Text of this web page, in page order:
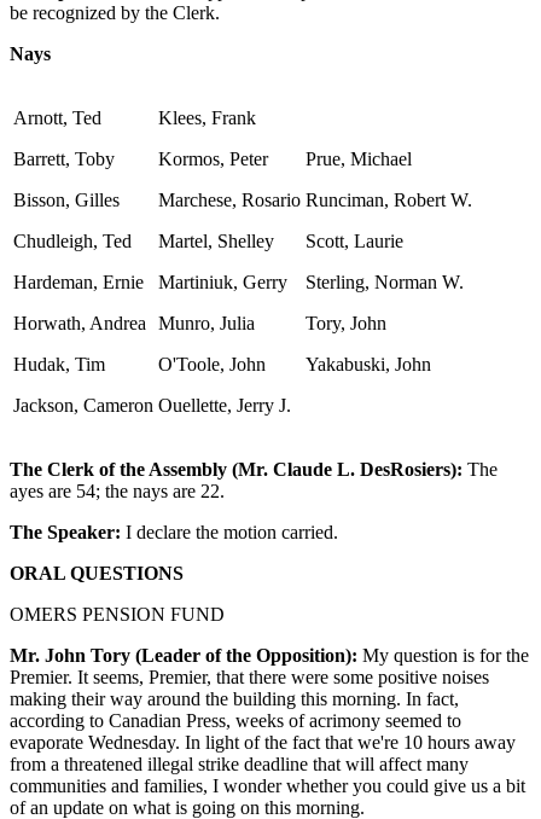
be recognized by the Clerk.
Nays
Arnott, Ted
Barrett, Toby
Bisson, Gilles
Chudleigh, Ted
Hardeman, Ernie
Horwath, Andrea
Hudak, Tim
Jackson, Cameron
Klees, Frank
Kormos, Peter
Marchese, Rosario
Martel, Shelley
Martiniuk, Gerry
Munro, Julia
O'Toole, John
Ouellette, Jerry J.
Prue, Michael
Runciman, Robert W.
Scott, Laurie
Sterling, Norman W.
Tory, John
Yakabuski, John
The Clerk of the Assembly (Mr. Claude L. DesRosiers): The
ayes are 54; the nays are 22.
The Speaker: I declare the motion carried.
ORAL QUESTIONS
OMERS PENSION FUND
Mr. John Tory (Leader of the Opposition): My question is for the
Premier. It seems, Premier, that there were some positive noises
making their way around the building this morning. In fact,
according to Canadian Press, weeks of acrimony seemed to
evaporate Wednesday. In light of the fact that we're 10 hours away
from a threatened illegal strike deadline that will affect many
communities and families, I wonder whether you could give us a bit
of an update on what is going on this morning.